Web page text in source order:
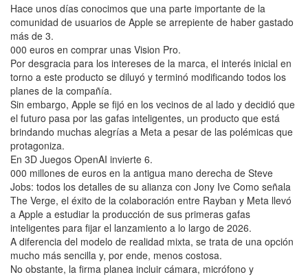
Hace unos días conocimos que una parte importante de la
comunidad de usuarios de Apple se arrepiente de haber gastado
más de 3.
000 euros en comprar unas Vision Pro.
Por desgracia para los intereses de la marca, el interés inicial en
torno a este producto se diluyó y terminó modificando todos los
planes de la compañía.
Sin embargo, Apple se fijó en los vecinos de al lado y decidió que
el futuro pasa por las gafas inteligentes, un producto que está
brindando muchas alegrías a Meta a pesar de las polémicas que
protagoniza.
En 3D Juegos OpenAI invierte 6.
000 millones de euros en la antigua mano derecha de Steve
Jobs: todos los detalles de su alianza con Jony Ive Como señala
The Verge, el éxito de la colaboración entre Rayban y Meta llevó
a Apple a estudiar la producción de sus primeras gafas
inteligentes para fijar el lanzamiento a lo largo de 2026.
A diferencia del modelo de realidad mixta, se trata de una opción
mucho más sencilla y, por ende, menos costosa.
No obstante, la firma planea incluir cámara, micrófono y